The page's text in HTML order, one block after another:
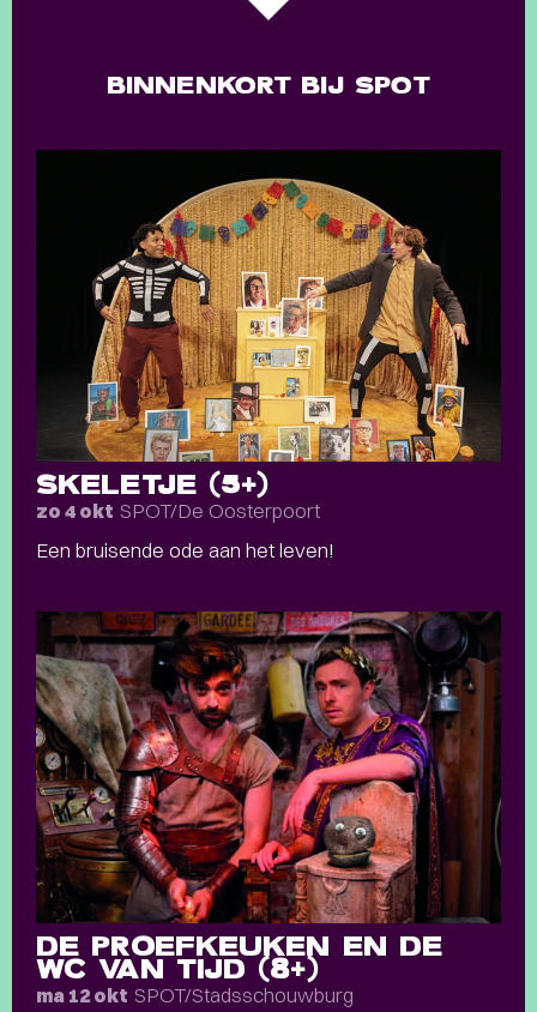
BINNENKORT BIJ SPOT
SKELETJE (5+)
zo 4 okt SPOT/De Oosterpoort
Een bruisende ode aan het leven!
DE PROEFKEUKEN EN DE
WC VAN TIJD (8+)
ma 12 okt SPOT/Stadsschouwburg